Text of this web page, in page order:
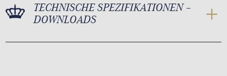
TECHNISCHE SPEZIFIKATIONEN –
DOWNLOADS